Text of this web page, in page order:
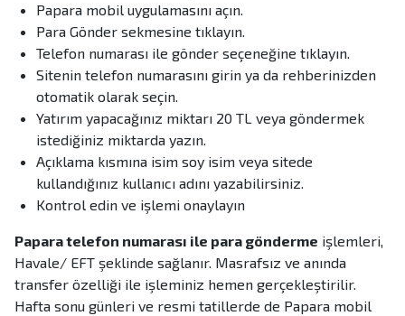
Papara mobil uygulamasını açın.
Para Gönder sekmesine tıklayın.
Telefon numarası ile gönder seçeneğine tıklayın.
Sitenin telefon numarasını girin ya da rehberinizden
otomatik olarak seçin.
Yatırım yapacağınız miktarı 20 TL veya göndermek
istediğiniz miktarda yazın.
Açıklama kısmına isim soy isim veya sitede
kullandığınız kullanıcı adını yazabilirsiniz.
Kontrol edin ve işlemi onaylayın
Papara telefon numarası ile para gönderme işlemleri,
Havale/ EFT şeklinde sağlanır. Masrafsız ve anında
transfer özelliği ile işleminiz hemen gerçekleştirilir.
Hafta sonu günleri ve resmi tatillerde de Papara mobil